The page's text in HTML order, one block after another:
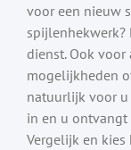
voor een nieuw
spijlenhekwerk?
dienst. Ook voor
mogelijkheden
natuurlijk voor u
in en u
Vergelijk en